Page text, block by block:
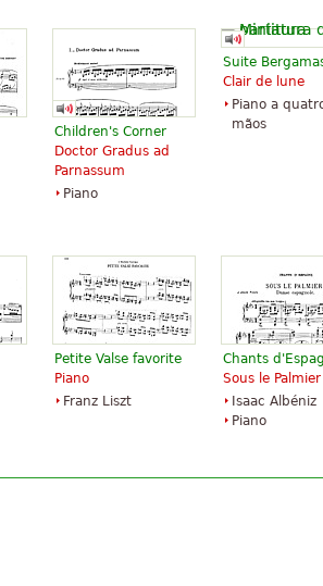
Children's Corner
Doctor Gradus ad
Parnassum
Piano
Suite
Clair de lune
Piano a
mãos
Petite Valse favorite
Piano
Franz Liszt
Chants
Sous le Palmier
Isaac Albéniz
Piano